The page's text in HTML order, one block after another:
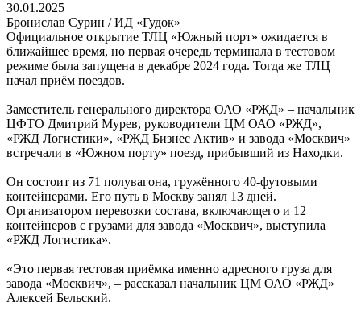
30.01.2025
Бронислав Сурин / ИД «Гудок»
Официальное открытие ТЛЦ «Южный порт» ожидается в
ближайшее время, но первая очередь терминала в тестовом
режиме была запущена в декабре 2024 года. Тогда же ТЛЦ
начал приём поездов.
Заместитель генерального директора ОАО «РЖД» – начальник
ЦФТО Дмитрий Мурев, руководители ЦМ ОАО «РЖД»,
«РЖД Логистики», «РЖД Бизнес Актив» и завода «Москвич»
встречали в «Южном порту» поезд, прибывший из Находки.
Он состоит из 71 полувагона, гружённого 40-футовыми
контейнерами. Его путь в Москву занял 13 дней.
Организатором перевозки состава, включающего и 12
контейнеров с грузами для завода «Москвич», выступила
«РЖД Логистика».
«Это первая тестовая приёмка именно адресного груза для
завода «Москвич», – рассказал начальник ЦМ ОАО «РЖД»
Алексей Бельский.